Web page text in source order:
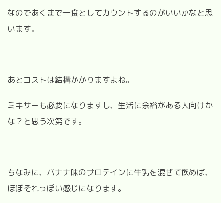
なのであくまで一食としてカウントするのがいいかなと思
います。
あとコストは結構かかりますよね。
ミキサーも必要になりますし、生活に余裕がある人向けか
な？と思う次第です。
ちなみに、バナナ味のプロテインに牛乳を混ぜて飲めば、
ほぼそれっぽい感じになります。